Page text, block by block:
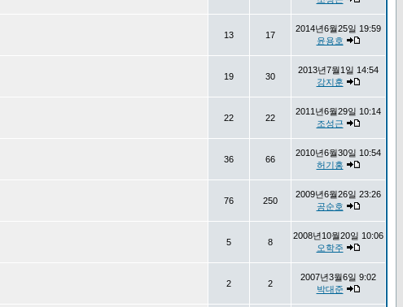
13 17
2014년6월25일 19:59
윤용호
19 30
2013년7월1일 14:54
강지훈
22 22
2011년6월29일 10:14
조성근
36 66
2010년6월30일 10:54
허기홍
76 250
2009년6월26일 23:26
공순호
5 8
2008년10월20일 10:06
오학주
2 2
2007년3월6일 9:02
박대준